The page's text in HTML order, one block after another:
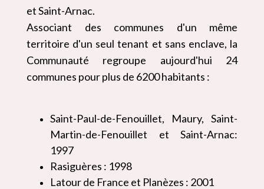
et Saint-Arnac.
Associant des communes d'un même
territoire d'un seul tenant et sans enclave, la
Communauté regroupe aujourd'hui 24
communes pour plus de 6200 habitants :
Saint-Paul-de-Fenouillet, Maury, Saint-
Martin-de-Fenouillet et Saint-Arnac:
1997
Rasiguères : 1998
Latour de France et Planèzes : 2001